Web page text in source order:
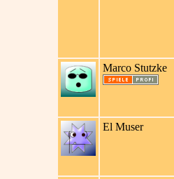
Marco Stutzke
El Muser